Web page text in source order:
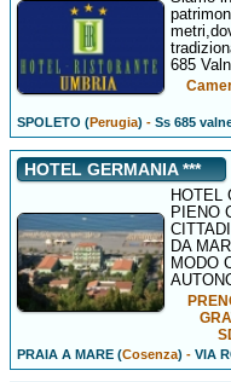
685
SPOLETO (Perugia) -Ss 685
HOTEL GERMANIA ***
HOTEL
PIENO
DA
MODO
PRAIA A MARE (Cosenza) -VIA